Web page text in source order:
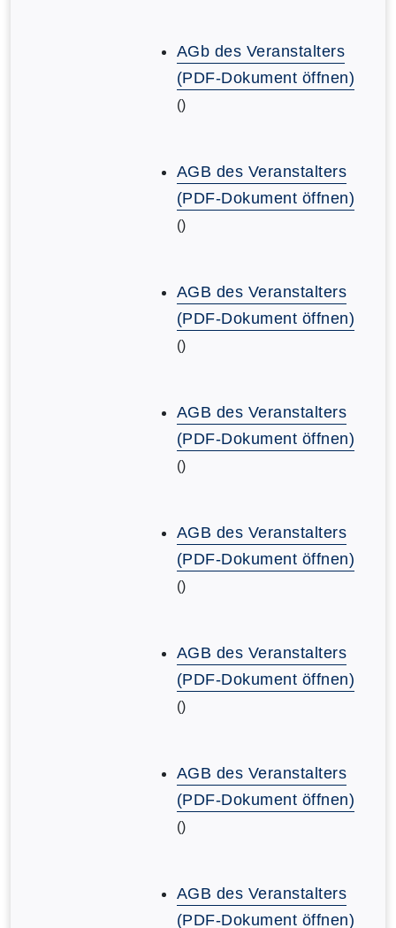
AGb des Veranstalters
(PDF-Dokument öffnen)
()
AGB des Veranstalters
(PDF-Dokument öffnen)
()
AGB des Veranstalters
(PDF-Dokument öffnen)
()
AGB des Veranstalters
(PDF-Dokument öffnen)
()
AGB des Veranstalters
(PDF-Dokument öffnen)
()
AGB des Veranstalters
(PDF-Dokument öffnen)
()
AGB des Veranstalters
(PDF-Dokument öffnen)
()
AGB des Veranstalters
(PDF-Dokument öffnen)